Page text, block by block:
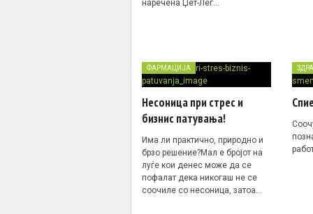
наречена Џет-Лег…
ФАРМАЦИЈА
Несоница при стрес и
бизнис патувања!
Има ли практично, природно и
брзо решение?Мал е бројот на
луѓе кои денес може да се
пофалат дека никогаш не се
соочиле со несоница, затоа…